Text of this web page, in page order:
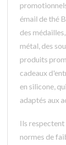
émail de thé
des
métal, des
produits
cadeaux
en silicone,
adaptés aux
Ils respectent
normes de